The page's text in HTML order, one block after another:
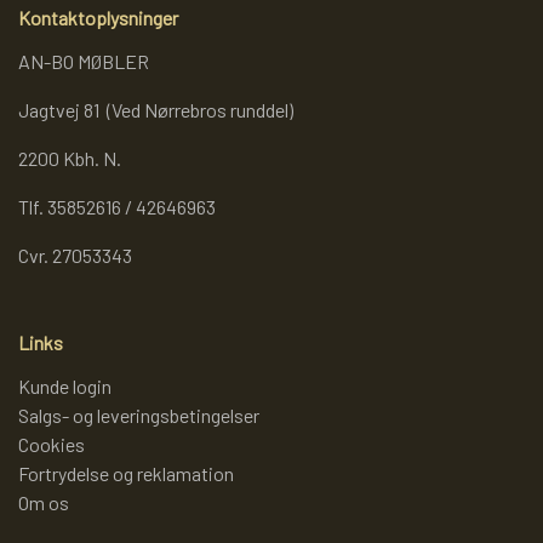
Kontaktoplysninger
AN-BO MØBLER
Jagtvej 81 (Ved Nørrebros runddel)
2200 Kbh. N.
Tlf. 35852616 / 42646963
Cvr. 27053343
Links
Kunde login
Salgs- og leveringsbetingelser
Cookies
Fortrydelse og reklamation
Om os